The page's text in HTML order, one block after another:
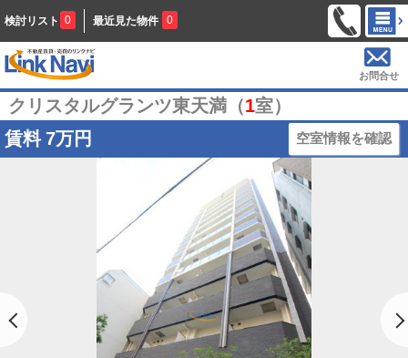
検討リスト 0 最近見た物件 0
お問合せ
クリスタルグランツ東天満（1室）
賃料 7万円 空室情報を確認